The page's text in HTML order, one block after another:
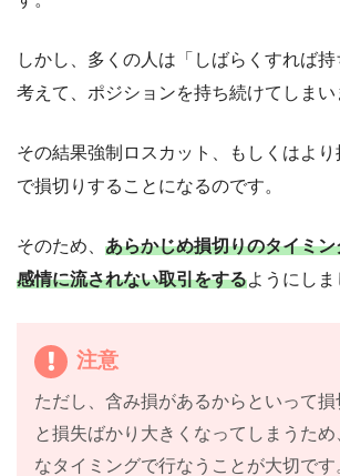
しかし、多くの人は「しばらくすれば
考えて、ポジションを持ち続けてしまい
その結果強制ロスカット、もしくはよ
で損切りすることになるのです。
そのため、 あらかじめ損切りのタイミ
感情に流されない取引をするようにしま
注意
ただし、含み損があるからといって
と損失ばかり大きくなってしまうた
なタイミングで行なうことが大切です